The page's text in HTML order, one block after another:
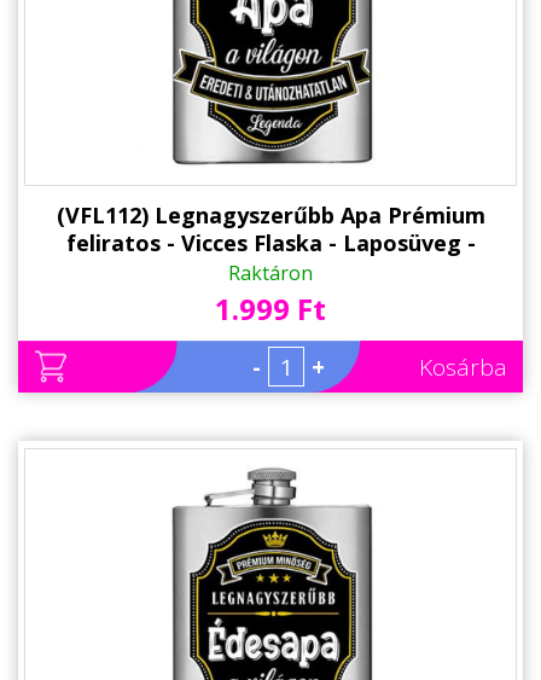
(VFL112) Legnagyszerűbb Apa Prémium
feliratos - Vicces Flaska - Laposüveg -
Ajándék Apának
Raktáron
1.999 Ft
- + Kosárba